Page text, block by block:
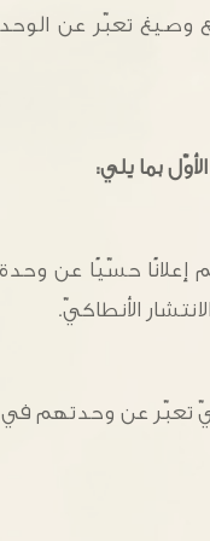
وصيغ تعبّر عن
بما يلي:
حسّيًا عن وحدة
الأنطاكيّ.
تعبّر عن وحدتهم